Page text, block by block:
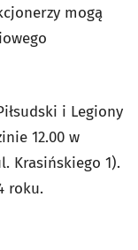
mogą
i Legiony
12.00 w
Krasińskiego 1).
roku.